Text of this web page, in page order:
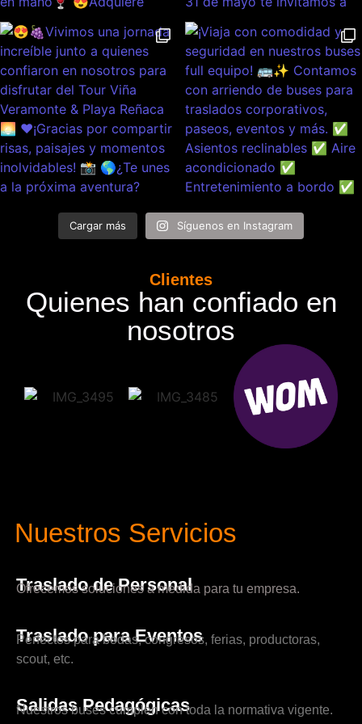
Cargar más Síguenos en Instagram
Clientes
Quienes han confiado en
nosotros
Nuestros Servicios
Traslado de Personal
Ofrecemos soluciones a medida para tu empresa.
Traslado para Eventos
Perfectos para bodas, congresos, ferias, productoras,
scout, etc.
Salidas Pedagógicas
Nuestros buses cumplen con toda la normativa vigente.